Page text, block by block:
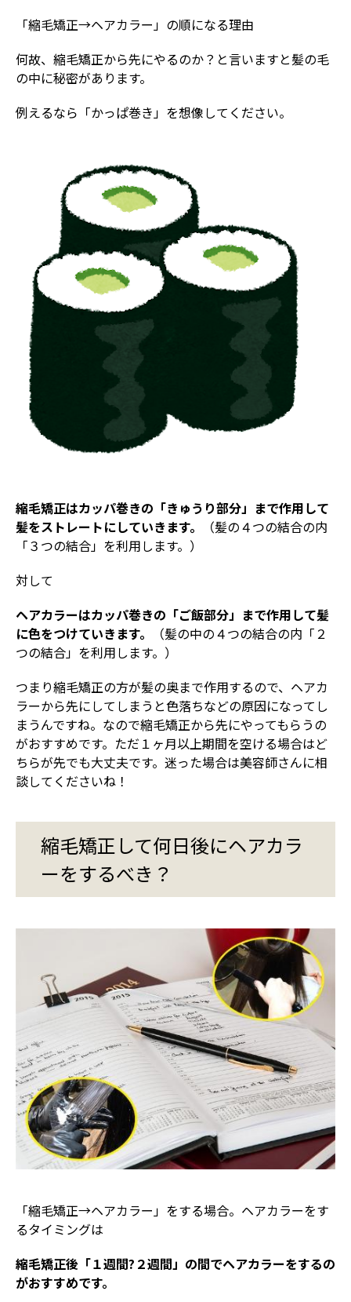
「縮毛矯正→ヘアカラー」の順になる理由
何故、縮毛矯正から先にやるのか？と言いますと髪の毛
の中に秘密があります。
例えるなら「かっぱ巻き」を想像してください。
縮毛矯正はカッパ巻きの「きゅうり部分」まで作用して
髪をストレートにしていきます。
（髪の４つの結合の内
「３つの結合」を利用します。）
対して
ヘアカラーはカッパ巻きの「ご飯部分」まで作用して髪
に色をつけていきます。
（髪の中の４つの結合の内「２
つの結合」を利用します。）
つまり縮毛矯正の方が髪の奥まで作用するので、ヘアカ
ラーから先にしてしまうと色落ちなどの原因になってし
まうんですね。なので縮毛矯正から先にやってもらうの
がおすすめです。ただ１ヶ月以上期間を空ける場合はど
ちらが先でも大丈夫です。迷った場合は美容師さんに相
談してくださいね！
縮毛矯正して何日後にヘアカラ
ーをするべき？
「縮毛矯正→ヘアカラー」をする場合。ヘアカラーをす
るタイミングは
縮毛矯正後「１週間?２週間」の間でヘアカラーをするの
がおすすめです。